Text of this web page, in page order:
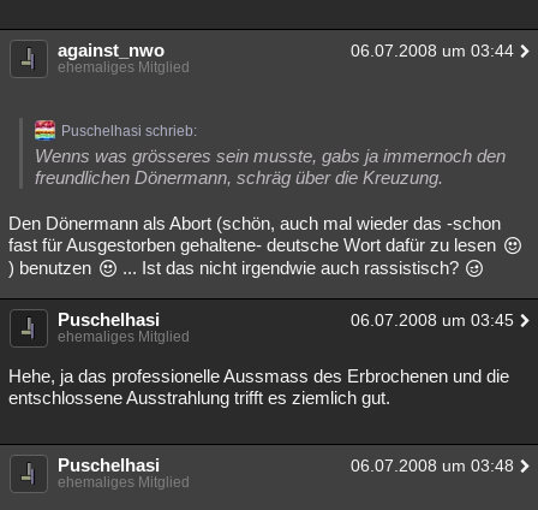
Besucht Teilgenommen Alle Neue Geschlossen
Lesenswert Schlüsselwörter
against_nwo 06.07.2008 um 03:44
ehemaliges Mitglied
Puschelhasi schrieb:
Wenns was grösseres sein musste, gabs ja immernoch den
freundlichen Dönermann, schräg über die Kreuzung.
Den Dönermann als Abort (schön, auch mal wieder das -schon
fast für Ausgestorben gehaltene- deutsche Wort dafür zu lesen
) benutzen
... Ist das nicht irgendwie auch rassistisch?
Puschelhasi 06.07.2008 um 03:45
ehemaliges Mitglied
Hehe, ja das professionelle Aussmass des Erbrochenen und die
entschlossene Ausstrahlung trifft es ziemlich gut.
Puschelhasi 06.07.2008 um 03:48
ehemaliges Mitglied